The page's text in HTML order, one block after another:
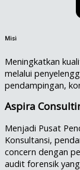
Misi
Meningkatkan
melalui
pendampingan,
Aspira
Menjadi Pusat
Konsultansi,
concern dengan
audit forensik